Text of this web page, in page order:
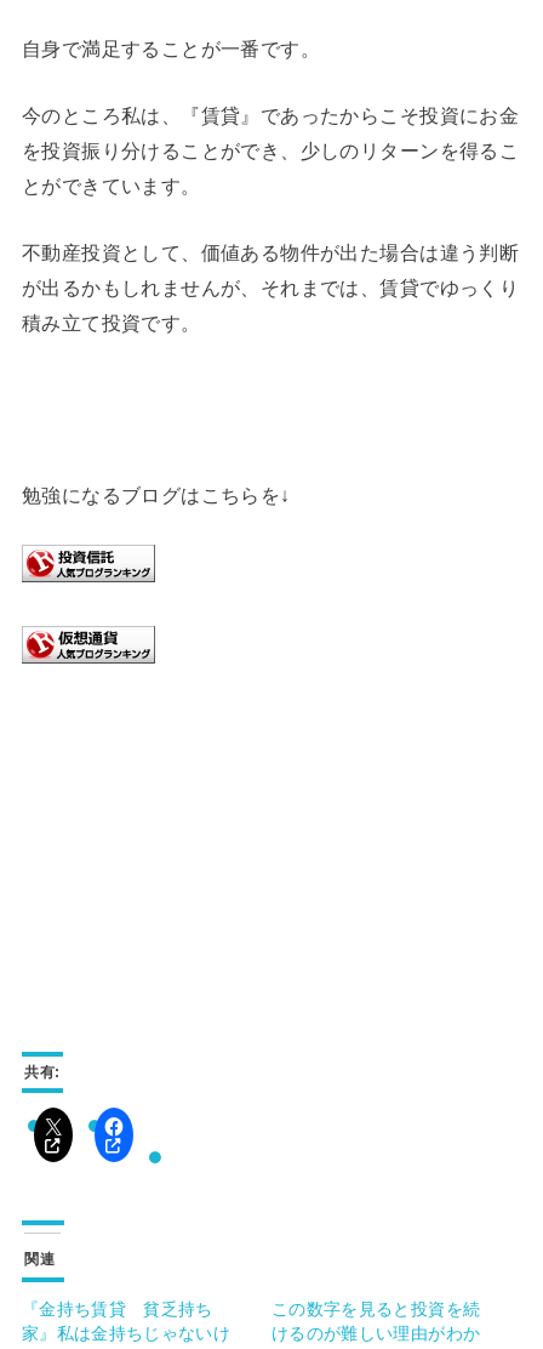
自身で満足することが一番です。
今のところ私は、『賃貸』であったからこそ投資にお金
を投資振り分けることができ、少しのリターンを得るこ
とができています。
不動産投資として、価値ある物件が出た場合は違う判断
が出るかもしれませんが、それまでは、賃貸でゆっくり
積み立て投資です。
勉強になるブログはこちらを↓
共有:
関連
『金持ち賃貸 貧乏持ち
家』私は金持ちじゃないけ
この数字を見ると投資を続
けるのが難しい理由がわか